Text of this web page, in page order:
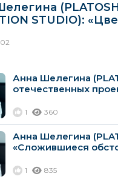
STUDIO):
Анна Шелегина
отечественных
1 360
Анна Шелегина
«Сложившиеся
1 835